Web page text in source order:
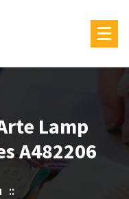
Lamp
A482206
::